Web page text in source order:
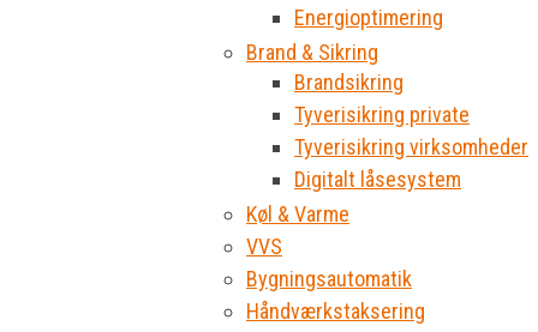
Energioptimering
Brand & Sikring
Brandsikring
Tyverisikring private
Tyverisikring virksomheder
Digitalt låsesystem
Køl & Varme
VVS
Bygningsautomatik
Håndværkstaksering